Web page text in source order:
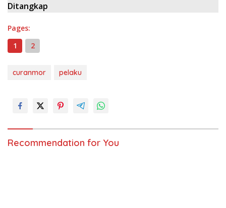
Ditangkap
Pages:
1
2
curanmor pelaku
Recommendation for You